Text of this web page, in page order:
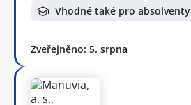
Vhodné také pro absolventy
Zveřejněno: 5. srpna